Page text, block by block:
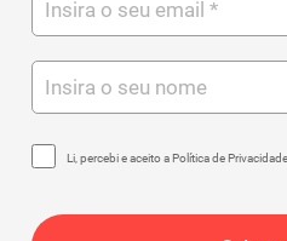
Li, percebi e aceito a Política de Privacidade